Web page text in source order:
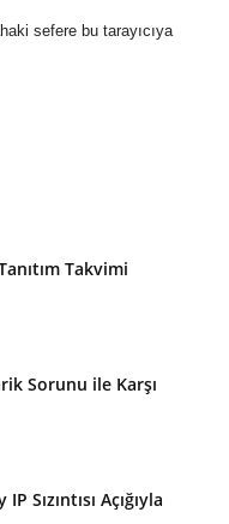
sefere bu tarayıcıya
Takvimi
Sorunu ile Karşı
Sızıntısı Açığıyla